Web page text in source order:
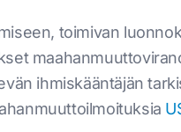
toimivan
ihmiskääntäjän